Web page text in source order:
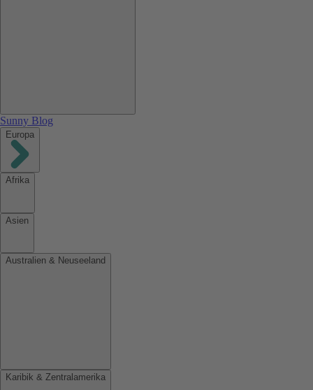
Sunny Blog
Europa
Afrika
Asien
Australien & Neuseeland
Karibik & Zentralamerika